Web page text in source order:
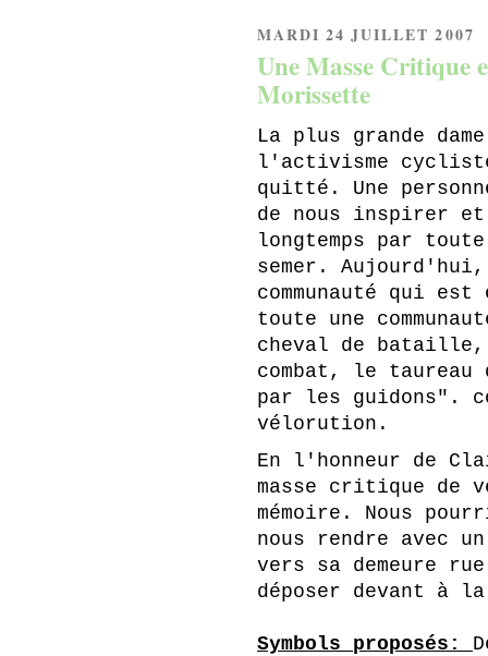
MARDI 24 JUILLET 2007
Une Masse Critique
Morissette
La plus grande
l'activisme
quitté. Une
de nous inspirer
longtemps par
semer.
communauté qui
toute une
cheval de bataille,
combat, le taureau
par les guidons".
vélorution.
En l'honneur de
masse critique de
mémoire. Nous
nous rendre avec
vers sa demeure
déposer devant à
Symbols proposés: